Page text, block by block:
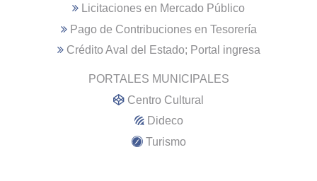
Licitaciones en Mercado Público
Pago de Contribuciones en Tesorería
Crédito Aval del Estado; Portal ingresa
PORTALES MUNICIPALES
Centro Cultural
Dideco
Turismo